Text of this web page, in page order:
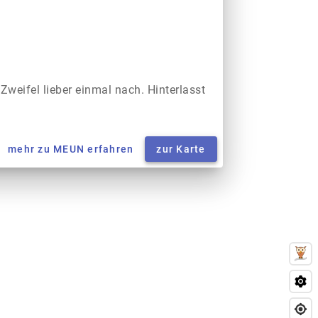
lieber einmal nach. Hinterlasst
mehr zu MEUN erfahren zur Karte